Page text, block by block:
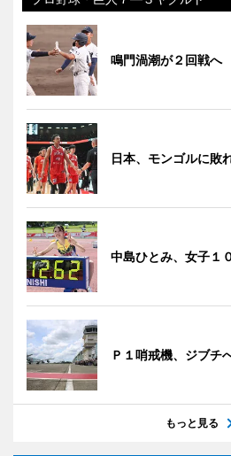
鳴門渦潮が２回戦
日本、モンゴルに敗
中島ひとみ、女子１
Ｐ１哨戒機、ジブチ
もっと見る